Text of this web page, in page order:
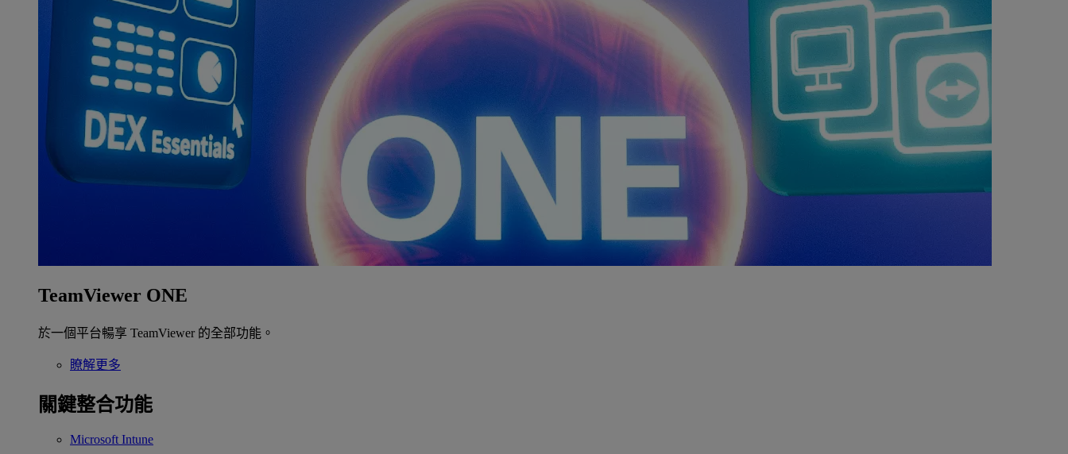
TeamViewer ONE
於一個平台暢享 TeamViewer 的全部功能。
瞭解更多
關鍵整合功能
Microsoft Intune